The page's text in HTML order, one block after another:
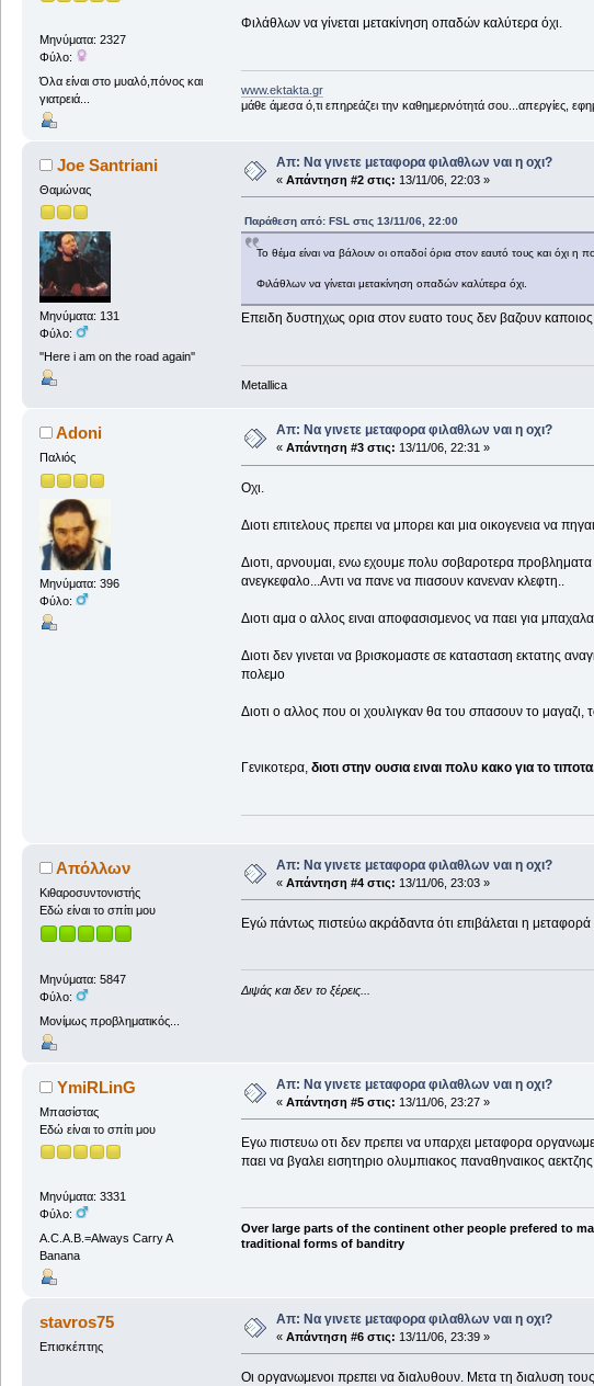
Μηνύματα: 2327
Φύλο:
Όλα είναι στο μυαλό,πόνος και
γιατρειά...
Φιλάθλων να γίνεται μετακίνηση οπαδών καλύτερα όχι.
www.ektakta.gr
μάθε άμεσα ό,τι επηρεάζει την καθημερινότητά σου...απεργίες,
Joe Santriani
Θαμώνας
Μηνύματα: 131
Φύλο:
''Here i am on the road again''
Απ: Να γινετε μεταφορα φιλαθλων ναι η οχι?
« Απάντηση #2 στις: 13/11/06, 22:03 »
Παράθεση από: FSL στις 13/11/06, 22:00
Το θέμα είναι να βάλουν οι οπαδοί όρια στον εαυτό τους και όχι η
Φιλάθλων να γίνεται μετακίνηση οπαδών καλύτερα όχι.
Επειδη δυστηχως ορια στον ευατο τους δεν βαζουν καποιος
Metallica
Adoni
Παλιός
Μηνύματα: 396
Φύλο:
Απ: Να γινετε μεταφορα φιλαθλων ναι η οχι?
« Απάντηση #3 στις: 13/11/06, 22:31 »
Οχι.
Διοτι επιτελους πρεπει να μπορει και μια οικογενεια να
Διοτι, αρνουμαι, ενω εχουμε πολυ σοβαροτερα προβληματα
ανεγκεφαλο...Αντι να πανε να πιασουν κανεναν κλεφτη..
Διοτι αμα ο αλλος ειναι αποφασισμενος να παει για
Διοτι δεν γινεται να βρισκομαστε σε κατασταση εκτατης
πολεμο
Διοτι ο αλλος που οι χουλιγκαν θα του σπασουν το μαγαζι,
Γενικοτερα, διοτι στην ουσια ειναι πολυ κακο για το
Απόλλων
Κιθαροσυντονιστής
Εδώ είναι το σπίτι μου
Μηνύματα: 5847
Φύλο:
Μονίμως προβληματικός...
Απ: Να γινετε μεταφορα φιλαθλων ναι η οχι?
« Απάντηση #4 στις: 13/11/06, 23:03 »
Εγώ πάντως πιστεύω ακράδαντα ότι επιβάλεται η
Διψάς και δεν το ξέρεις...
YmiRLinG
Μπασίστας
Εδώ είναι το σπίτι μου
Μηνύματα: 3331
Φύλο:
A.C.A.B.=Always Carry A
Banana
Απ: Να γινετε μεταφορα φιλαθλων ναι η οχι?
« Απάντηση #5 στις: 13/11/06, 23:27 »
Εγω πιστευω οτι δεν πρεπει να υπαρχει μεταφορα
παει να βγαλει εισητηριο ολυμπιακος παναθηναικος
Over large parts of the continent other people prefered to
traditional forms of banditry
stavros75
Επισκέπτης
Απ: Να γινετε μεταφορα φιλαθλων ναι η οχι?
« Απάντηση #6 στις: 13/11/06, 23:39 »
Οι οργανωμενοι πρεπει να διαλυθουν. Μετα τη διαλυση